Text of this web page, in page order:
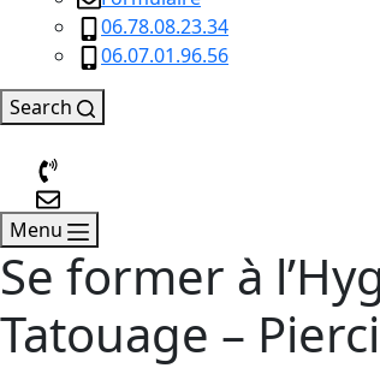
06.78.08.23.34
06.07.01.96.56
Search
Menu
Se former à
Tatouage –